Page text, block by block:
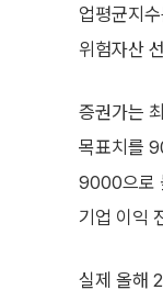
업평균지
위험자산
증권가는
목표치를
9000으로
기업 이익
실제 올해